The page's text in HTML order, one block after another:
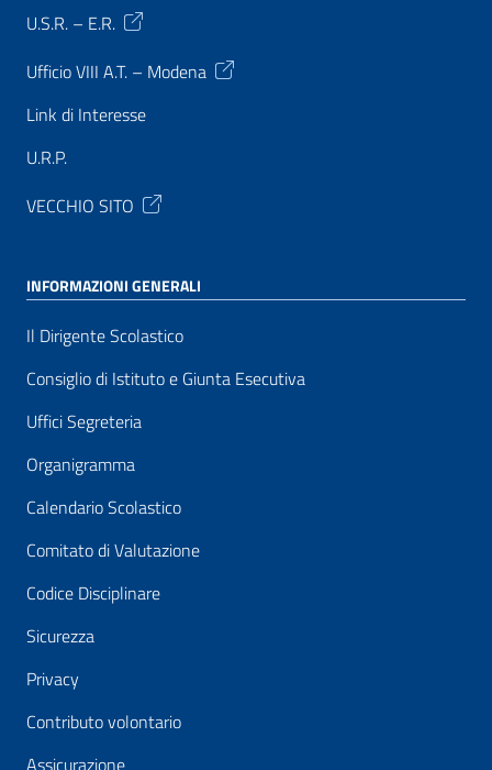
U.S.R. – E.R.
Ufficio VIII A.T. – Modena
Link di Interesse
U.R.P.
VECCHIO SITO
INFORMAZIONI GENERALI
Il Dirigente Scolastico
Consiglio di Istituto e Giunta Esecutiva
Uffici Segreteria
Organigramma
Calendario Scolastico
Comitato di Valutazione
Codice Disciplinare
Sicurezza
Privacy
Contributo volontario
Assicurazione